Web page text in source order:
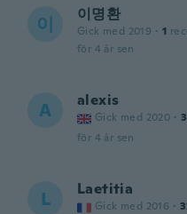
이 이명환
Gick med 2019 · 1
för 4 år sen
A alexis
Gick med 2020 ·
för 4 år sen
L Laetitia
Gick med 2016 ·